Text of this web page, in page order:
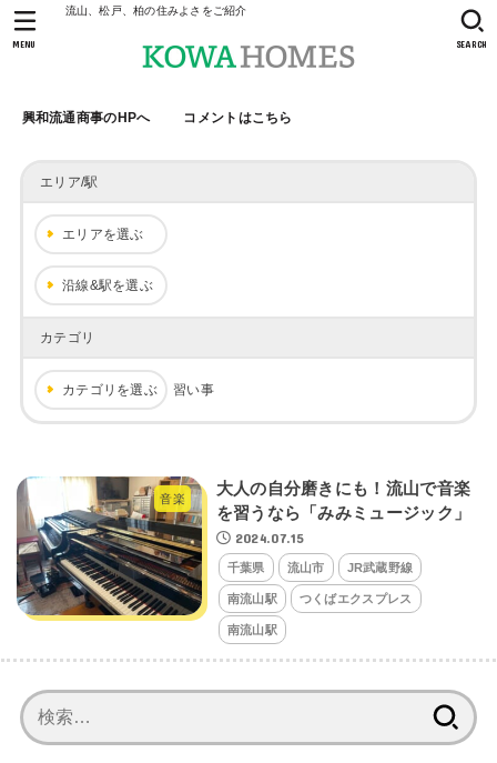
流山、松戸、柏の住みよさをご紹介
興和流通商事のHPへ コメントはこちら
SEARCH
MENU
エリア/駅
エリアを選ぶ
沿線&駅を選ぶ
カテゴリ
カテゴリを選ぶ 習い事
音楽
大人の自分磨きにも！流山で音楽
を習うなら「みみミュージック」
2024.07.15
千葉県 流山市 JR武蔵野線
南流山駅 つくばエクスプレス
南流山駅
索: